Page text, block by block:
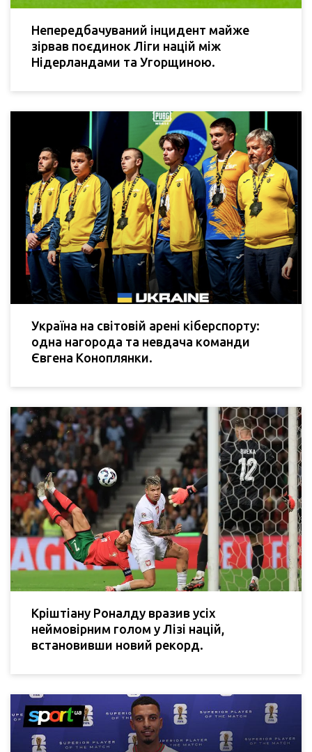
Непередбачуваний інцидент майже
зірвав поєдинок Ліги націй між
Нідерландами та Угорщиною.
Україна на світовій арені кіберспорту:
одна нагорода та невдача команди
Євгена Коноплянки.
Кріштіану Роналду вразив усіх
неймовірним голом у Лізі націй,
встановивши новий рекорд.